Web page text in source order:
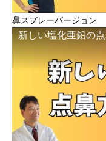
鼻スプレーバージョン
新しい塩化亜鉛の